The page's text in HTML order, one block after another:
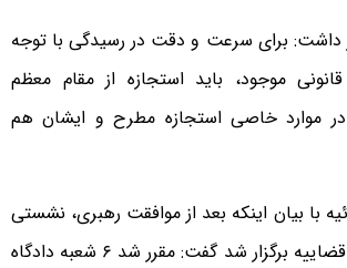
داشت: برای سرعت و دقت در رسیدگی با توجه
موجود، باید استجازه از مقام معظم
موارد خاصی استجازه مطرح و ایشان هم
با بیان اینکه بعد از موافقت رهبری، نشستی
با حضور رییس قوه قضاییه برگزار شد گفت: مقرر شد ۶ شعبه دادگاه